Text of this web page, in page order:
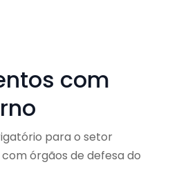
com
para o setor
órgãos de defesa do